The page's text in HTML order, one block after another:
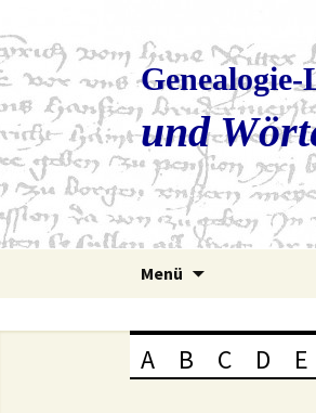
und
Menü
A B C D E